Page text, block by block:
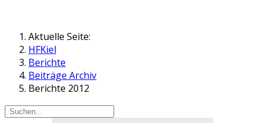
Aktuelle Seite:
HFKiel
Berichte
Beiträge Archiv
Berichte 2012